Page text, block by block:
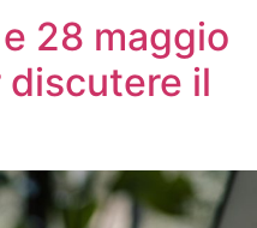
28 maggio
discutere il